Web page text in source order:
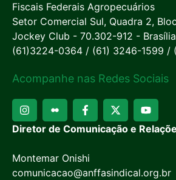
Fiscais Federais Agropecuários
Setor Comercial Sul, Quadra 2,
Jockey Club - 70.302-912 -
(61)3224-0364 / (61) 3246-1599 /
Acompanhe nas Redes Sociais
Diretor de Comunicação e
Montemar Onishi
comunicacao@anffasindical.org.br